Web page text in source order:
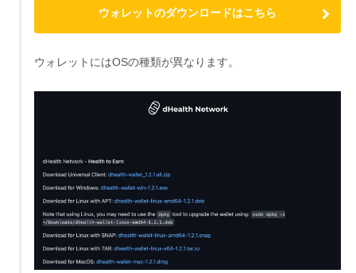
ウォレットのダウンロードはこちら
ウォレットにはOSの種類が異なります。